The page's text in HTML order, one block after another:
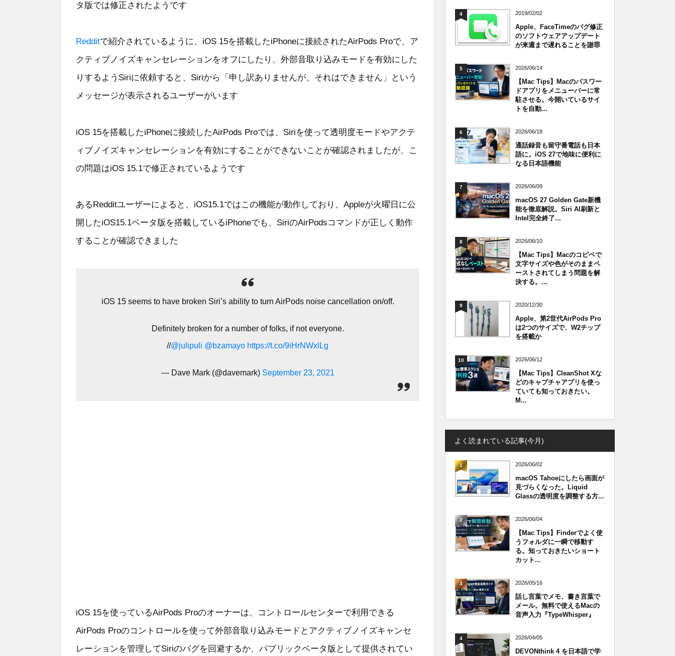
タ版では修正されたようです
Redditで紹介されているように、iOS 15を搭載したiPhoneに接続されたAirPods Proで、ア
クティブノイズキャンセレーションをオフにしたり、外部音取り込みモードを有効にした
りするようSiriに依頼すると、Siriから「申し訳ありませんが、それはできません」という
メッセージが表示されるユーザーがいます
iOS 15を搭載したiPhoneに接続したAirPods Proでは、Siriを使って透明度モードやアクテ
ィブノイズキャンセレーションを有効にすることができないことが確認されましたが、こ
の問題はiOS 15.1で修正されているようです
あるRedditユーザーによると、iOS15.1ではこの機能が動作しており、Appleが火曜日に公
開したiOS15.1ベータ版を搭載しているiPhoneでも、SiriのAirPodsコマンドが正しく動作
することが確認できました
iOS 15 seems to have broken Siri’s ability to turn AirPods noise cancellation on/off.
Definitely broken for a number of folks, if not everyone.
//@julipuli @bzamayo https://t.co/9iHrNWxlLg
— Dave Mark (@davemark) September 23, 2021
iOS 15を使っているAirPods Proのオーナーは、コントロールセンターで利用できる
AirPods Proのコントロールを使って外部音取り込みモードとアクティブノイズキャンセ
レーションを管理してSiriのバグを回避するか、パブリックベータ版として提供されてい
4 2019/02/02
Apple、FaceTimeのバグ修正
のソフトウェアアップデート
が来週まで遅れることを謝罪
5 2026/06/14
【Mac Tips】Macのパスワー
ドアプリをメニューバーに常
駐させる。今開いているサイ
トを自動...
6 2026/06/18
通話録音も留守番電話も日本
語に。iOS 27で地味に便利に
なる日本語機能
7 2026/06/09
macOS 27 Golden Gate新機
能を徹底解説。Siri AI刷新と
Intel完全終了...
8 2026/06/10
【Mac Tips】Macのコピペで
文字サイズや色がそのままペ
ーストされてしまう問題を解
決する。...
9 2020/12/30
Apple、第2世代AirPods Pro
は2つのサイズで、W2チップ
を搭載か
10 2026/06/12
【Mac Tips】CleanShot Xな
どのキャプチャアプリを使っ
ていても知っておきたい。
M...
よく読まれている記事(今月)
1 2026/06/02
macOS Tahoeにしたら画面が
見づらくなった。Liquid
Glassの透明度を調整する方...
2 2026/06/04
【Mac Tips】Finderでよく使
うフォルダに一瞬で移動す
る。知っておきたいショート
カット...
3 2026/05/16
話し言葉でメモ、書き言葉で
メール。無料で使えるMacの
音声入力『TypeWhisper』
4 2026/04/05
DEVONthink 4 を日本語で学